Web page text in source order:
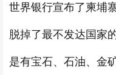
世界银行宣布了柬埔
脱掉了最不发达国家
是有宝石、石油、金